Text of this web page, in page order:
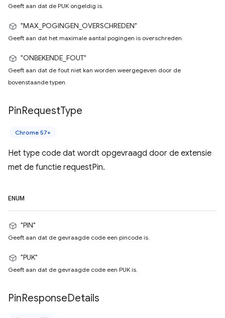
Geeft aan dat de PUK ongeldig is.
"MAX_POGINGEN_OVERSCHREDEN"
Geeft aan dat het maximale aantal pogingen is overschreden.
"ONBEKENDE_FOUT"
Geeft aan dat de fout niet kan worden weergegeven door de
bovenstaande typen.
PinRequestType
Chrome 57+
Het type code dat wordt opgevraagd door de extensie
met de functie requestPin.
ENUM
"PIN"
Geeft aan dat de gevraagde code een pincode is.
"PUK"
Geeft aan dat de gevraagde code een PUK is.
PinResponseDetails